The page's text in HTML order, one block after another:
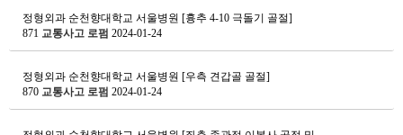
정형외과 순천향대학교 서울병원 [흉추 4-10 극돌기 골절]
871 교통사고 로펌 2024-01-24
정형외과 순천향대학교 서울병원 [우측 견갑골 골절]
870 교통사고 로펌 2024-01-24